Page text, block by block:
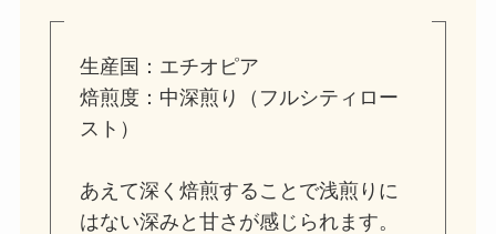
生産国：エチオピア
焙煎度：中深煎り（フルシティロー
スト）
あえて深く焙煎することで浅煎りに
はない深みと甘さが感じられます。